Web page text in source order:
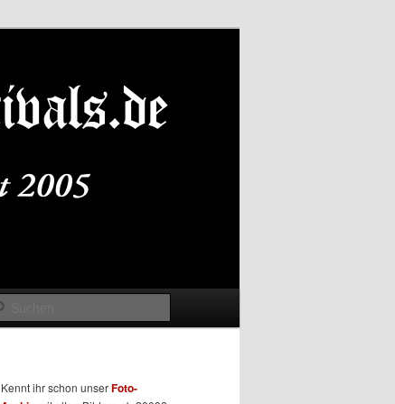
Kennt ihr schon unserFoto-